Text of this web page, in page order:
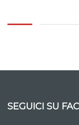
SEGUICI SU